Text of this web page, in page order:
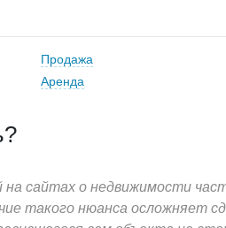
Продажа
Аренда
на сайтах о недвижимости
такого нюанса осложняет